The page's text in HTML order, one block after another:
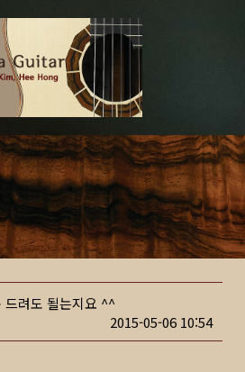
드려도 될는지요 ^^
2015-05-06 10:54